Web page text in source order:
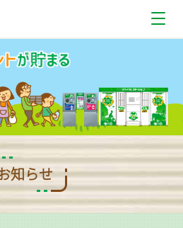
使い方
問い合わせ
知らせ